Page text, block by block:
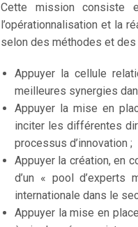
Cette mission consiste
l’opérationnalisation et la
selon des méthodes et
Appuyer la cellule
meilleures synergies
Appuyer la mise en
inciter les différentes
processus d’innovation ;
Appuyer la création, en
d’un « pool d’experts
internationale dans le
Appuyer la mise en